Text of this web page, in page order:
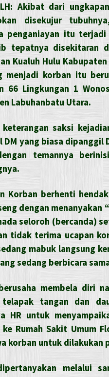
LH: Akibat dari
disekujur
penganiayan itu
tepatnya disekitaran
Kualuh Hulu
menjadi korban itu
66 Lingkungan 1
Labuhanbatu Utara.
keterangan saksi
DM yang biasa dipanggil
temannya
Korban berhenti
dengan
seloroh (bercanda)
tidak terima ucapan
mabuk langsung
sedang berbicara
membela diri
tangan dan
HR untuk
ke Rumah Sakit Umum
korban untuk dilakukan
melalui